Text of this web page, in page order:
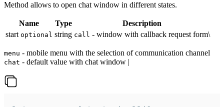
Method allows to open chat window in different states.
Name Type
Description
start optional string call - window with callback request form\
menu - mobile menu with the selection of communication channel
chat - default value with chat window |